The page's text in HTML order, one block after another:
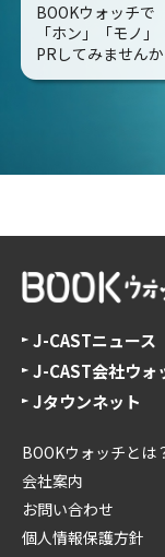
BOOKウォッチで
「ホン」「モノ
PRしてみませんか
J-CASTニュース
J-CAST会社ウォ
Jタウンネット
BOOKウォッチとは
会社案内
お問い合わせ
個人情報保護方針